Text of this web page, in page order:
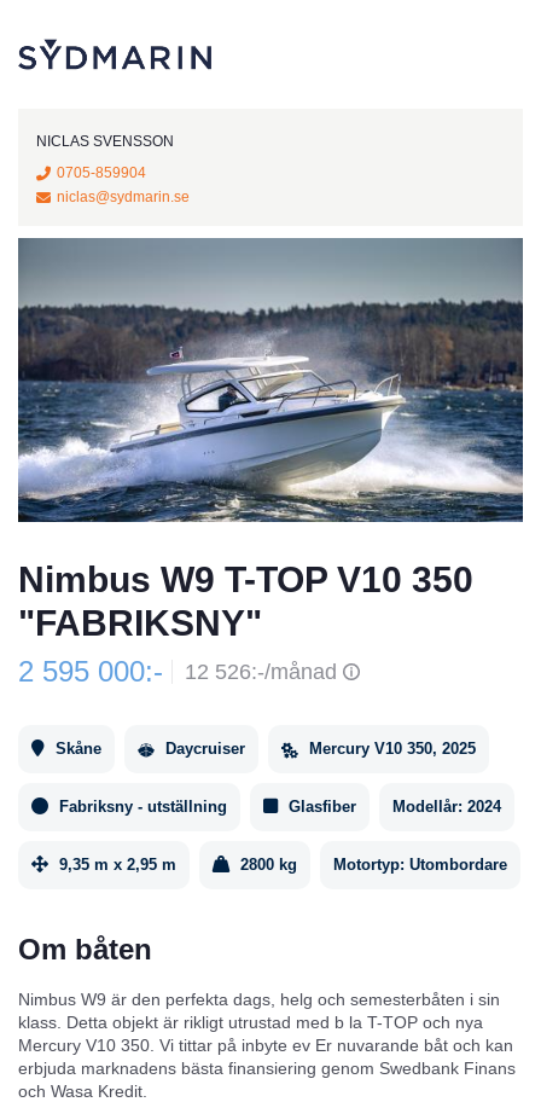
NICLAS SVENSSON
0705-859904
niclas@sydmarin.se
Nimbus W9 T-TOP V10 350
"FABRIKSNY"
2 595 000:- 12 526:-/månad
Skåne Daycruiser Mercury V10 350, 2025
Fabriksny - utställning Glasfiber Modellår: 2024
9,35 m x 2,95 m 2800 kg Motortyp: Utombordare
Om båten
Nimbus W9 är den perfekta dags, helg och semesterbåten i sin
klass. Detta objekt är rikligt utrustad med b la T-TOP och nya
Mercury V10 350. Vi tittar på inbyte ev Er nuvarande båt och kan
erbjuda marknadens bästa finansiering genom Swedbank Finans
och Wasa Kredit.